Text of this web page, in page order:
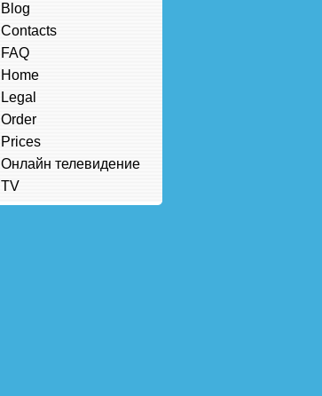
Blog
Contacts
FAQ
Home
Legal
Order
Prices
Онлайн телевидение
TV